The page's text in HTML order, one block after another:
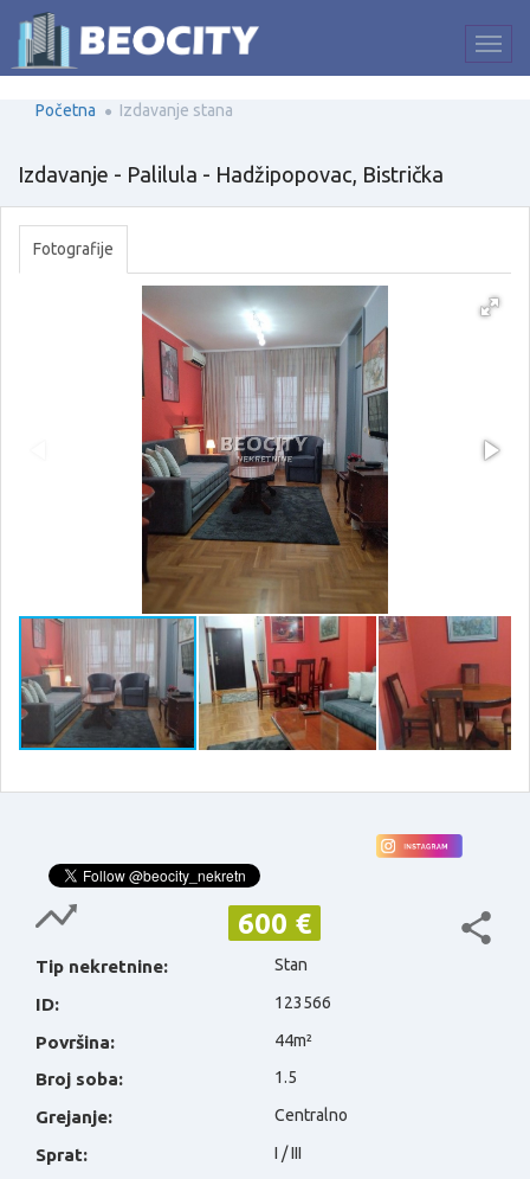
Početna Izdavanje stana
Izdavanje - Palilula - Hadžipopovac, Bistrička
Fotografije
600 €
Tip nekretnine: Stan
ID: 123566
Površina: 44m²
Broj soba: 1.5
Grejanje: Centralno
Sprat: I / III